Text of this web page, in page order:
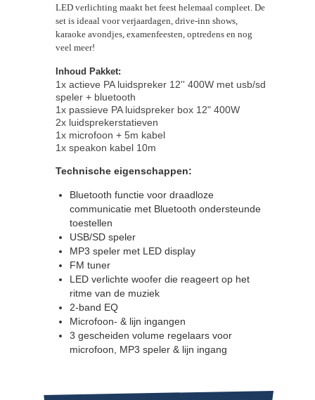
LED verlichting maakt het feest helemaal compleet. De
set is ideaal voor verjaardagen, drive-inn shows,
karaoke avondjes, examenfeesten, optredens en nog
veel meer!
Inhoud Pakket:
1x actieve PA luidspreker 12'' 400W met usb/sd
speler + bluetooth
1x passieve PA luidspreker box 12" 400W
2x luidsprekerstatieven
1x microfoon + 5m kabel
1x speakon kabel 10m
Technische eigenschappen:
Bluetooth functie voor draadloze
communicatie met Bluetooth ondersteunde
toestellen
USB/SD speler
MP3 speler met LED display
FM tuner
LED verlichte woofer die reageert op het
ritme van de muziek
2-band EQ
Microfoon- & lijn ingangen
3 gescheiden volume regelaars voor
microfoon, MP3 speler & lijn ingang